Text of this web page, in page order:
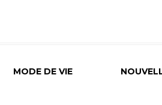
MODE DE VIE